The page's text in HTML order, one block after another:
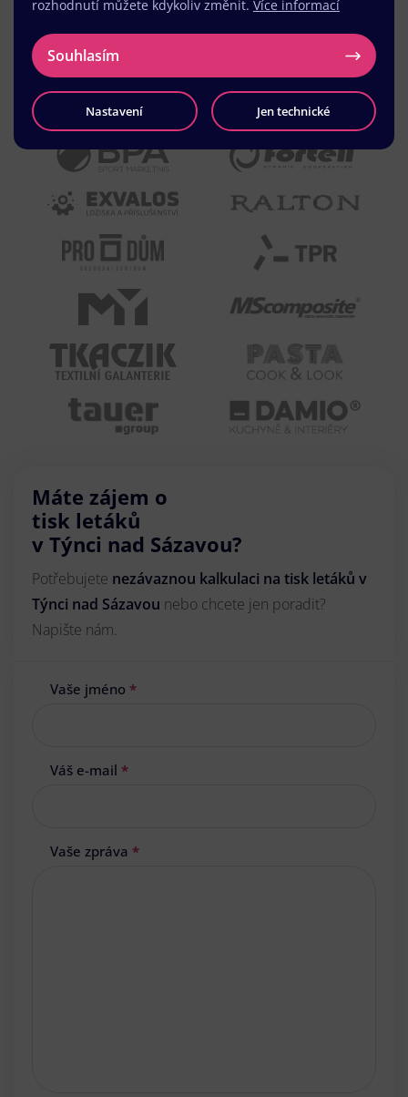
Máte zájem o
tisk letáků
v Týnci nad Sázavou?
Potřebujete nezávaznou kalkulaci na tisk letáků v
Týnci nad Sázavou nebo chcete jen poradit?
Napište nám.
Vaše jméno *
Váš e-mail *
Vaše zpráva *
rozhodnutí můžete kdykoliv změnit. Více informací
Souhlasím
Nastavení Jen technické